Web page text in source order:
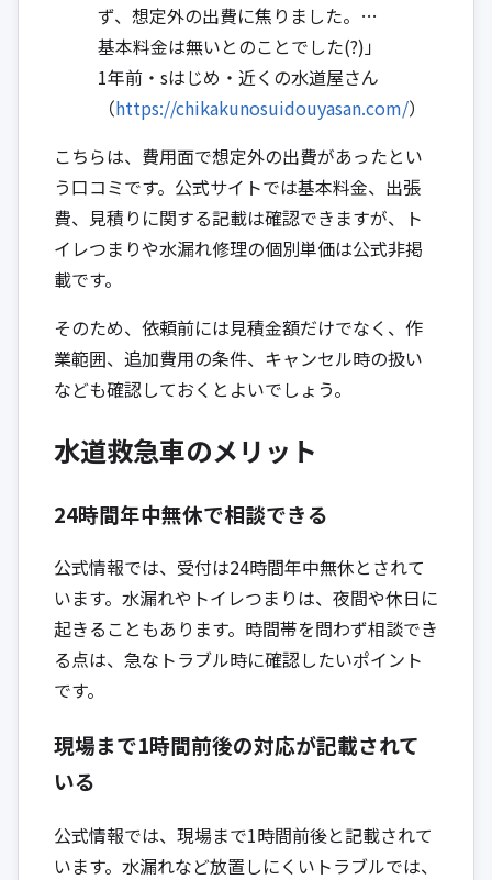
ず、想定外の出費に焦りました。…
基本料金は無いとのことでした(?)」
1年前・sはじめ・近くの水道屋さん
（https://chikakunosuidouyasan.com/）
こちらは、費用面で想定外の出費があったとい
う口コミです。公式サイトでは基本料金、出張
費、見積りに関する記載は確認できますが、ト
イレつまりや水漏れ修理の個別単価は公式非掲
載です。
そのため、依頼前には見積金額だけでなく、作
業範囲、追加費用の条件、キャンセル時の扱い
なども確認しておくとよいでしょう。
水道救急車のメリット
24時間年中無休で相談できる
公式情報では、受付は24時間年中無休とされて
います。水漏れやトイレつまりは、夜間や休日に
起きることもあります。時間帯を問わず相談でき
る点は、急なトラブル時に確認したいポイント
です。
現場まで1時間前後の対応が記載されて
いる
公式情報では、現場まで1時間前後と記載されて
います。水漏れなど放置しにくいトラブルでは、